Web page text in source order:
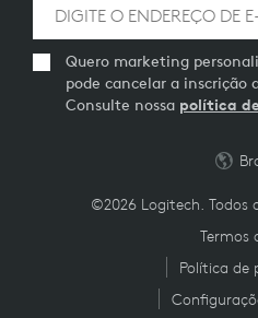
Quero marketing
pode cancelar a inscrição
Consulte nossa política
©2026 Logitech. Todos
Termos
Política de